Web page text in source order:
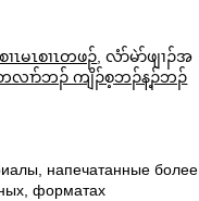
ၤမၤစၢၤတဖၣ် ,လံာ်မဲာ်ဖျၢၣ်အ
လၢာ်ဘၣ် ကျိၣ်စ့ဘၣ်န့ၣ်ဘၣ်
напечатанные более
форматах